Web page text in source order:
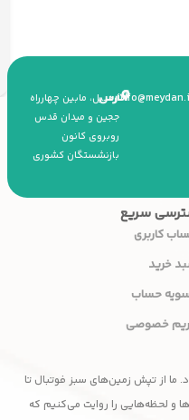
info@ آدرس
اردبیل، مابین چهارراه
ججین و میدان قدس
روبروی کانون
بازنشستگان کشوری
سریع
کاربری
خرید
حساب
خصوصی
از تپش زمین‌های سبز فوتبال تا
و لحظه‌هایی را روایت می‌کنیم که